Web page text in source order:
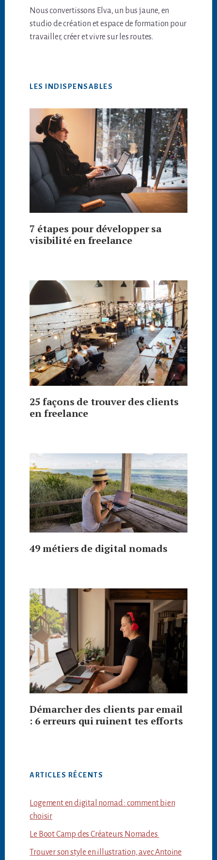
Nous convertissons Elva, un bus jaune, en
studio de création et espace de formation pour
travailler, créer et vivre sur les routes.
LES INDISPENSABLES
7 étapes pour développer sa
visibilité en freelance
25 façons de trouver des clients
en freelance
49 métiers de digital nomads
Démarcher des clients par email
: 6 erreurs qui ruinent tes efforts
ARTICLES RÉCENTS
Logement en digital nomad : comment bien
choisir
Le Boot Camp des Créateurs Nomades
Trouver son style en illustration, avec Antoine